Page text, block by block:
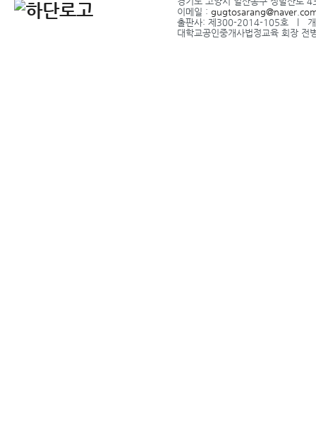
이메일 :
출판사: 제300-2014-105호 l 개
대학교공인중개사법정교육 회장